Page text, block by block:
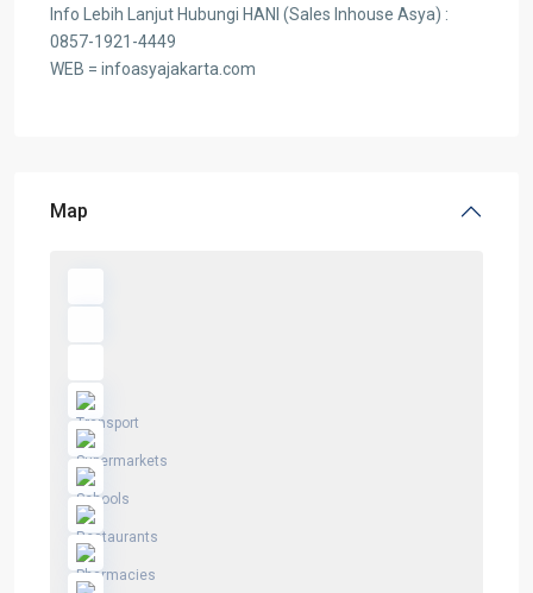
Info Lebih Lanjut Hubungi HANI (Sales Inhouse Asya) :
0857-1921-4449
WEB = infoasyajakarta.com
Map